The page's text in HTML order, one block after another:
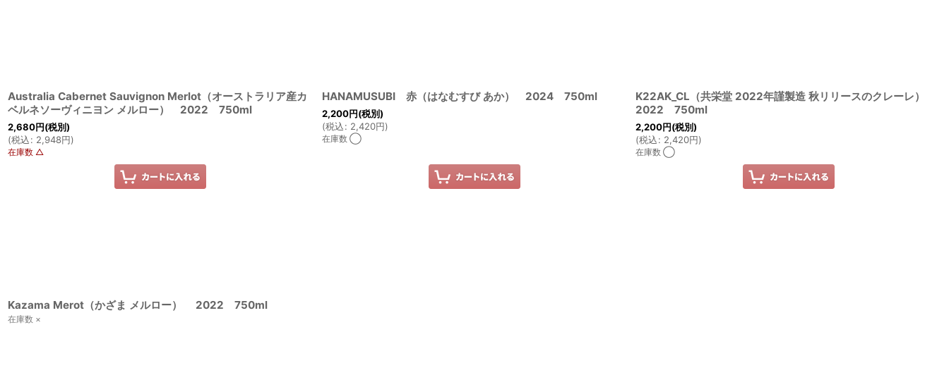
Australia Cabernet Sauvignon Merlot（オーストラリア産カ
ベルネソーヴィニヨン メルロー） 2022 750ml
2,680円(税別)
(税込: 2,948円)
在庫数 △
HANAMUSUBI 赤（はなむすび あか） 2024 750ml
2,200円(税別)
(税込: 2,420円)
在庫数 ◯
K22AK_CL（共栄堂 2022年謹製造 秋リリースのクレーレ）
2022 750ml
2,200円(税別)
(税込: 2,420円)
在庫数 ◯
Kazama Merot（かざま メルロー） 2022 750ml
在庫数 ×